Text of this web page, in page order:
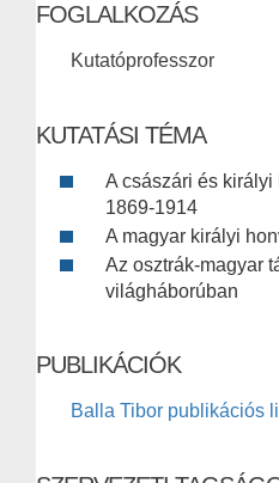
FOGLALKOZÁS
Kutatóprofesszor
KUTATÁSI TÉMA
A császári és
1869-1914
A magyar királyi
Az osztrák-magyar
világháborúban
PUBLIKÁCIÓK
Balla Tibor publikációs